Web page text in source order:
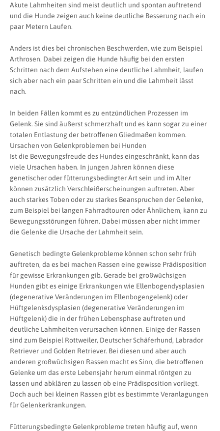
Akute Lahmheiten sind meist deutlich und spontan auftretend
und die Hunde zeigen auch keine deutliche Besserung nach ein
paar Metern Laufen.
Anders ist dies bei chronischen Beschwerden, wie zum Beispiel
Arthrosen. Dabei zeigen die Hunde häufig bei den ersten
Schritten nach dem Aufstehen eine deutliche Lahmheit, laufen
sich aber nach ein paar Schritten ein und die Lahmheit lässt
nach.
In beiden Fällen kommt es zu entzündlichen Prozessen im
Gelenk. Sie sind äußerst schmerzhaft und es kann sogar zu einer
totalen Entlastung der betroffenen Gliedmaßen kommen.
Ursachen von Gelenkproblemen bei Hunden
Ist die Bewegungsfreude des Hundes eingeschränkt, kann das
viele Ursachen haben. In jungen Jahren können diese
genetischer oder fütterungsbedingter Art sein und im Alter
können zusätzlich Verschleißerscheinungen auftreten. Aber
auch starkes Toben oder zu starkes Beanspruchen der Gelenke,
zum Beispiel bei langen Fahrradtouren oder Ähnlichem, kann zu
Bewegungsstörungen führen. Dabei müssen aber nicht immer
die Gelenke die Ursache der Lahmheit sein.
Genetisch bedingte Gelenkprobleme können schon sehr früh
auftreten, da es bei machen Rassen eine gewisse Prädisposition
für gewisse Erkrankungen gib. Gerade bei großwüchsigen
Hunden gibt es einige Erkrankungen wie Ellenbogendysplasien
(degenerative Veränderungen im Ellenbogengelenk) oder
Hüftgelenksdysplasien (degenerative Veränderungen im
Hüftgelenk) die in der frühen Lebensphase auftreten und
deutliche Lahmheiten verursachen können. Einige der Rassen
sind zum Beispiel Rottweiler, Deutscher Schäferhund, Labrador
Retriever und Golden Retriever. Bei diesen und aber auch
anderen großwüchsigen Rassen macht es Sinn, die betroffenen
Gelenke um das erste Lebensjahr herum einmal röntgen zu
lassen und abklären zu lassen ob eine Prädisposition vorliegt.
Doch auch bei kleinen Rassen gibt es bestimmte Veranlagungen
für Gelenkerkrankungen.
Fütterungsbedingte Gelenkprobleme treten häufig auf, wenn